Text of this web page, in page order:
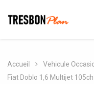
Accueil Vehicule
Fiat Doblo 1,6 Multijet